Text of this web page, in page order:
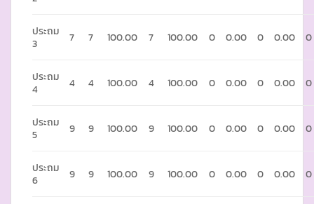
ประถม
3
7 7 100.00 7 100.00 0 0.00 0 0.00 0
ประถม
4
4 4 100.00 4 100.00 0 0.00 0 0.00 0
ประถม
5
9 9 100.00 9 100.00 0 0.00 0 0.00 0
ประถม
6
9 9 100.00 9 100.00 0 0.00 0 0.00 0